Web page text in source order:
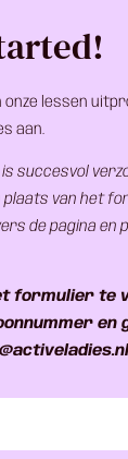
onze lessen
aan.
succesvol
van het
de pagina en
formulier te
en